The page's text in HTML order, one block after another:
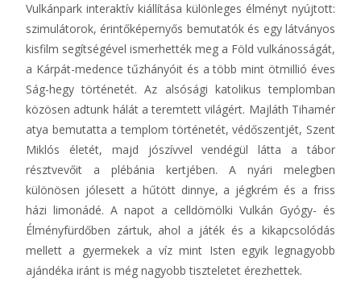
Vulkánpark interaktív kiállítása különleges élményt nyújtott:
szimulátorok, érintőképernyős bemutatók és egy látványos
kisfilm segítségével ismerhették meg a Föld vulkánosságát,
a Kárpát-medence tűzhányóit és a több mint ötmillió éves
Ság-hegy történetét. Az alsósági katolikus templomban
közösen adtunk hálát a teremtett világért. Majláth Tihamér
atya bemutatta a templom történetét, védőszentjét, Szent
Miklós életét, majd jószívvel vendégül látta a tábor
résztvevőit a plébánia kertjében. A nyári melegben
különösen jólesett a hűtött dinnye, a jégkrém és a friss
házi limonádé. A napot a celldömölki Vulkán Gyógy- és
Élményfürdőben zártuk, ahol a játék és a kikapcsolódás
mellett a gyermekek a víz mint Isten egyik legnagyobb
ajándéka iránt is még nagyobb tiszteletet érezhettek.